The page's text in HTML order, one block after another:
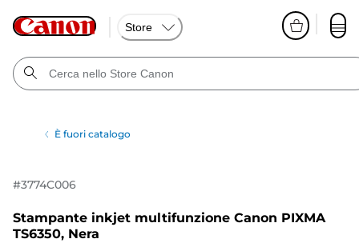
Store
È fuori catalogo
#3774C006
Stampante inkjet multifunzione Canon PIXMA
TS6350, Nera